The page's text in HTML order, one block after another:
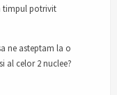
timpul potrivit
ne asteptam la o
al celor 2 nuclee?